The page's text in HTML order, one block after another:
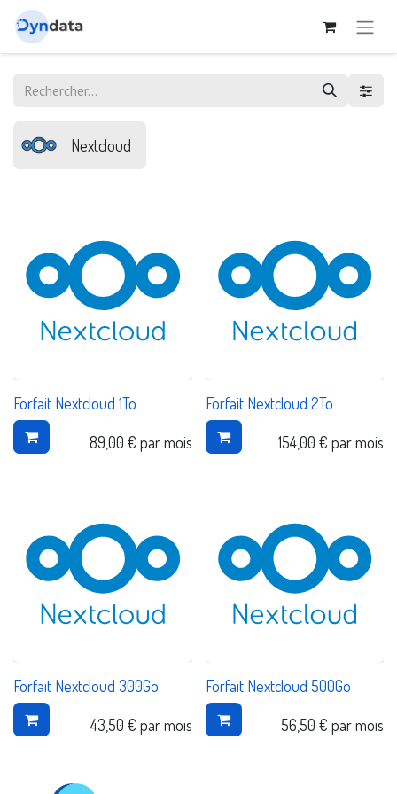
Nextcloud
Forfait Nextcloud 1To
89,00 € par mois
Forfait Nextcloud 2To
154,00 € par mois
Forfait Nextcloud 300Go
43,50 € par mois
Forfait Nextcloud 500Go
56,50 € par mois